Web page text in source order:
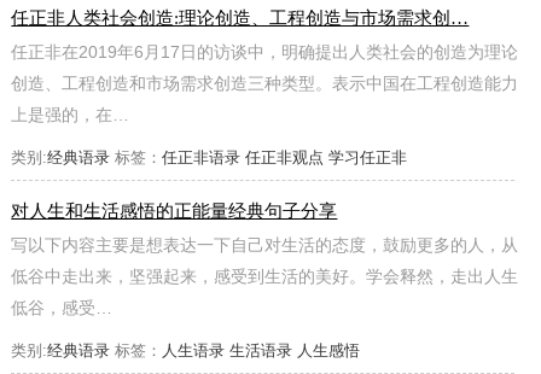
任正非人类社会创造:理论创造、工程创造与市场需求创…
任正非在2019年6月17日的访谈中，明确提出人类社会的创造为理论
创造、工程创造和市场需求创造三种类型。表示中国在工程创造能力
上是强的，在…
类别:经典语录 标签：任正非语录 任正非观点 学习任正非
对人生和生活感悟的正能量经典句子分享
写以下内容主要是想表达一下自己对生活的态度，鼓励更多的人，从
低谷中走出来，坚强起来，感受到生活的美好。学会释然，走出人生
低谷，感受…
类别:经典语录 标签： 人生语录 生活语录 人生感悟